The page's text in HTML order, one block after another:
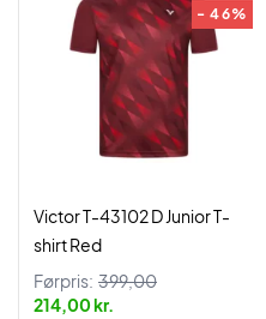
- 46%
Victor T-43102 D Junior T-
shirt Red
Førpris: 399,00
214,00 kr.